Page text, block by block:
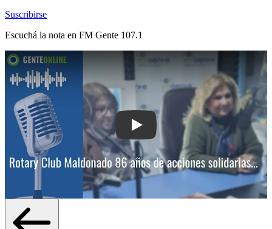
Suscribirse
Escuchá la nota en FM Gente 107.1
Play: Rotary Club Maldonado: 86